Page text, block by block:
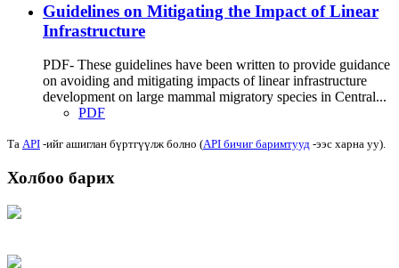
Guidelines on Mitigating the Impact of Linear
Infrastructure
PDF- These guidelines have been written to provide guidance
on avoiding and mitigating impacts of linear infrastructure
development on large mammal migratory species in Central...
PDF
Та API -ийг ашиглан бүртгүүлж болно (API бичиг баримтууд -ээс харна уу).
Холбоо барих